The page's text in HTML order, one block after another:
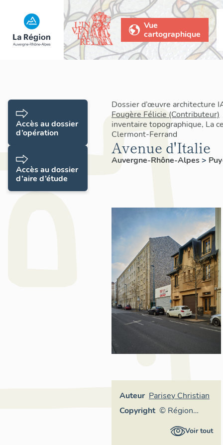
Vue
cartographique
Dossier d’œuvre architecture
Fougère Félicie (Contributeur)
inventaire topographique, La
Clermont-Ferrand
Avenue d'Italie
Auvergne-Rhône-Alpes>
Auteur Parisey Christian
Copyright © Région
Auvergne-Voir tout
Accès au dossier
d’opération
Accès au dossier
d’aire d’étude